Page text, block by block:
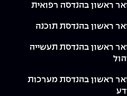
ראשון בהנדסה רפואית
ראשון בהנדסת תוכנה
ראשון בהנדסת תעשייה
ראשון בהנדסת מערכות